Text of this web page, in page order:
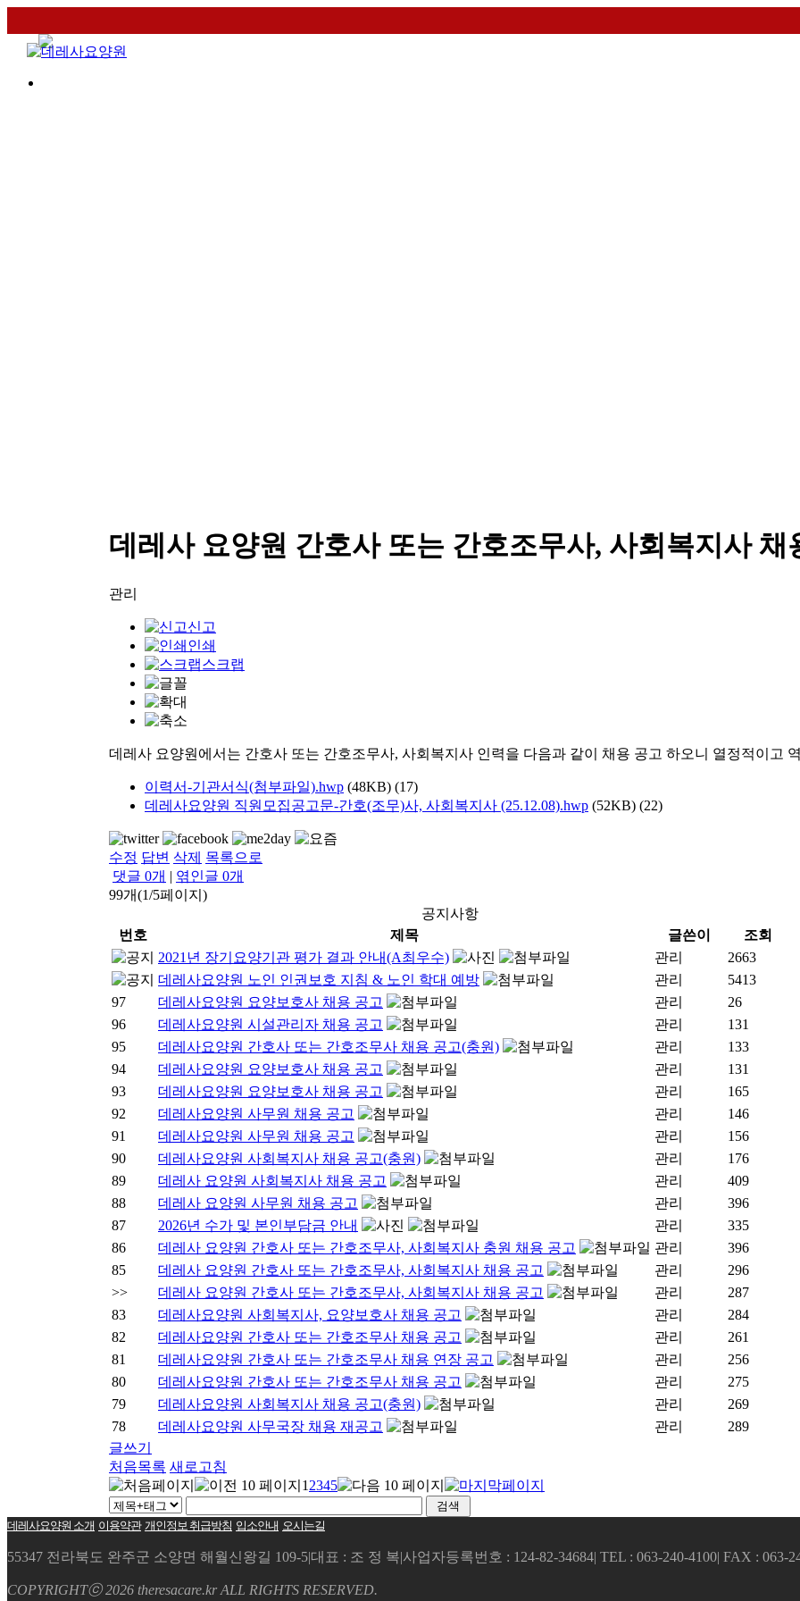
데레사 요양원 간호사 또는 간호조무사, 사회복지사 채
관리
신고
인쇄
스크랩
데레사 요양원에서는 간호사 또는 간호조무사, 사회복지사 인력을 다음과 같이 채용 공고 하오니 열정적이고
이력서-기관서식(첨부파일).hwp (48KB) (17)
데레사요양원 직원모집공고문-간호(조무)사, 사회복지사 (25.12.08).hwp (52KB) (22)
수정 답변 삭제 목록으로
댓글 0개 | 엮인글 0개
99개(1/5페이지)
공지사항
번호
제목 글쓴이
조회
2021년 장기요양기관 평가 결과 안내(A최우수)
관리
2663
데레사요양원 노인 인권보호 지침 & 노인 학대 예방
관리
5413
97
데레사요양원 요양보호사 채용 공고 관리
26
96
데레사요양원 시설관리자 채용 공고 관리
131
95
데레사요양원 간호사 또는 간호조무사 채용 공고(충원) 관리
133
94
데레사요양원 요양보호사 채용 공고 관리
131
93
데레사요양원 요양보호사 채용 공고 관리
165
92
데레사요양원 사무원 채용 공고 관리
146
91
데레사요양원 사무원 채용 공고 관리
156
90
데레사요양원 사회복지사 채용 공고(충원) 관리
176
89
데레사 요양원 사회복지사 채용 공고 관리
409
88
데레사 요양원 사무원 채용 공고 관리
396
87
2026년 수가 및 본인부담금 안내 관리
335
86
데레사 요양원 간호사 또는 간호조무사, 사회복지사 충원 채용 공고 관리
396
85
데레사 요양원 간호사 또는 간호조무사, 사회복지사 채용 공고 관리
296
>>
데레사 요양원 간호사 또는 간호조무사, 사회복지사 채용 공고 관리
287
83
데레사요양원 사회복지사, 요양보호사 채용 공고 관리
284
82
데레사요양원 간호사 또는 간호조무사 채용 공고 관리
261
81
데레사요양원 간호사 또는 간호조무사 채용 연장 공고 관리
256
80
데레사요양원 간호사 또는 간호조무사 채용 공고 관리
275
79
데레사요양원 사회복지사 채용 공고(충원) 관리
269
78
데레사요양원 사무국장 채용 재공고 관리
289
글쓰기
처음목록 새로고침
1 2345
데레사요양원 소개 이용약관 개인정보 취급방침 입소안내 오시는길
55347 전라북도 완주군 소양면 해월신왕길 109-5|대표 : 조 정 복|사업자등록번호 : 124-82-34684| TEL : 063-240-4100| FAX : 063-
COPYRIGHTⓒ 2026 theresacare.kr ALL RIGHTS RESERVED.